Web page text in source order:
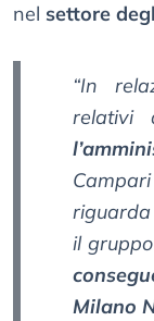
nel settore
“In
il
Milano